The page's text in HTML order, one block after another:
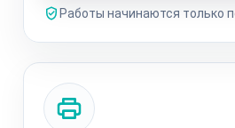
Работы начинаются только